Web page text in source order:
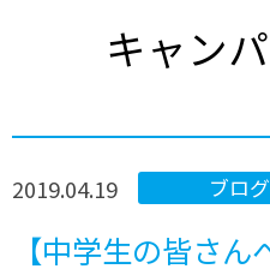
キャン
ブログ
2019.04.19
【中学生の皆さ